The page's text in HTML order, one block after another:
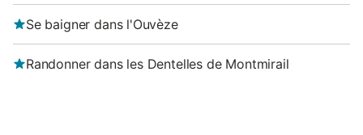
Se baigner dans l'Ouvèze
Randonner dans les Dentelles de Montmirail